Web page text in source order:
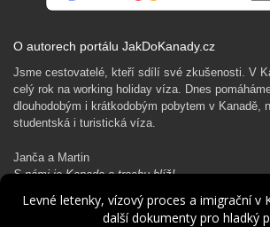
O autorech portálu JakDoKanady.cz
Jsme cestovatelé, kteří sdílí své zkušenosti. V
celý rok na working holiday víza. Dnes
dlouhodobým i krátkodobým pobytem v Kanadě,
studentská i turistická víza.
Janča a Martin
S námi je Kanada o trochu blíž!
Rádi Ti pomůžeme s kanadským
Levné letenky, vízový proces a imigrační v
další dokumenty pro hladký